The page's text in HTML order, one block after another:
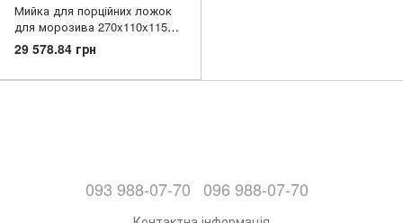
Мийка для порційних ложок
для морозива 270x110x115
мм, шт
29 578.84 грн
093 988-07-70 096 988-07-70